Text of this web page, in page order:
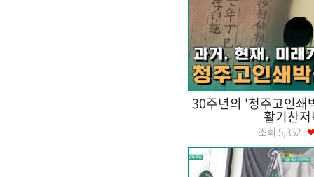
30주년의 '청주고인쇄
활기찬
조회 5,352